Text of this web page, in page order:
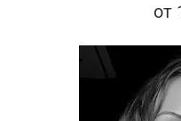
от